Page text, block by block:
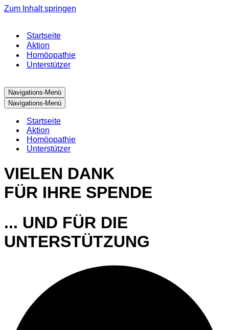
Zum Inhalt springen
Startseite
Aktion
Homöopathie
Unterstützer
Navigations-Menü
Navigations-Menü
Startseite
Aktion
Homöopathie
Unterstützer
VIELEN DANK
FÜR IHRE SPENDE
... UND FÜR DIE
UNTERSTÜTZUNG